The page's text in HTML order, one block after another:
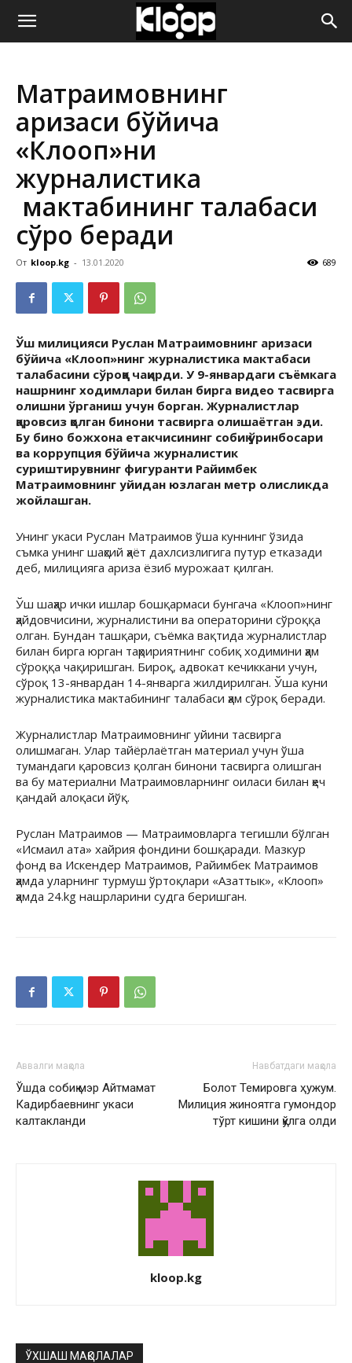
ҚИРҒИЗИСТОН
ЯНГИЛИКЛАРИ
Матраимовнинг
аризаси бўйича
«Клооп»ни
журналистика
мактабининг талабаси
сўроқ беради
От kloop.kg - 13.01.2020 689
Ўш милицияси Руслан Матраимовнинг аризаси
бўйича «Клооп»нинг журналистика мактабаси
талабасини сўроққа чақирди. У 9-январдаги съёмкага
нашрнинг ходимлари билан бирга видео тасвирга
олишни ўрганиш учун борган. Журналистлар
қаровсиз қолган бинони тасвирга олишаётган эди.
Бу бино божхона етакчисининг собиқ ўринбосари
ва коррупция бўйича журналистик
суриштирувнинг фигуранти Райимбек
Матраимовнинг уйидан юзлаган метр олисликда
жойлашган.
Унинг укаси Руслан Матраимов ўша куннинг ўзида
съмка унинг шаҳсий ҳаёт дахлсизлигига путур етказади
деб, милицияга ариза ёзиб мурожаат қилган.
Ўш шаҳар ички ишлар бошқармаси бунгача «Клооп»нинг
ҳайдовчисини, журналистини ва операторини сўроққа
олган. Бундан ташқари, съёмка вақтида журналистлар
билан бирга юрган таҳририятнинг собиқ ходимини ҳам
сўроққа чақиришган. Бироқ, адвокат кечиккани учун,
сўроқ 13-январдан 14-январга жилдирилган. Ўша куни
журналистика мактабининг талабаси ҳам сўроқ беради.
Журналистлар Матраимовнинг уйини тасвирга
олишмаган. Улар тайёрлаётган материал учун ўша
тумандаги қаровсиз қолган бинони тасвирга олишган
ва бу материални Матраимовларнинг оиласи билан ҳеч
қандай алоқаси йўқ.
Руслан Матраимов — Матраимовларга тегишли бўлган
«Исмаил ата» хайрия фондини бошқаради. Мазкур
фонд ва Искендер Матраимов, Райимбек Матраимов
ҳамда уларнинг турмуш ўртоқлари «Азаттык», «Клооп»
ҳамда 24.kg нашрларини судга беришган.
Аввалги мақола
Ўшда собиқ мэр Айтмамат
Кадирбаевнинг укаси
калтакланди
Навбатдаги мақола
Болот Темировга ҳужум.
Милиция жиноятга гумондор
тўрт кишини қўлга олди
kloop.kg
ЎХШАШ МАҚОЛАЛАР